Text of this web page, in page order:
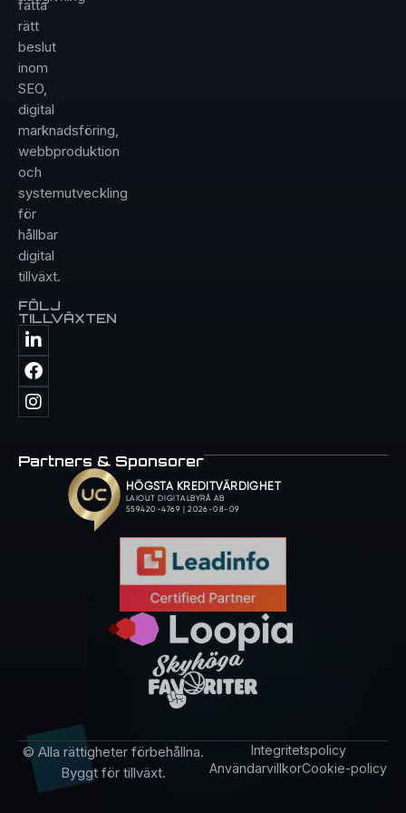
fatta
rätt
beslut
inom
SEO,
digital
marknadsföring,
webbproduktion
och
systemutveckling
för
hållbar
digital
tillväxt.
FÖLJ
TILLVÄXTEN
Partners & Sponsorer
© Alla rättigheter förbehållna.
Byggt för tillväxt.
Integritetspolicy
AnvändarvillkorCookie-policy